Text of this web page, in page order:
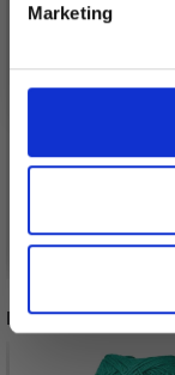
Marketing
DROPS
Zobacz
POLECANE DLA